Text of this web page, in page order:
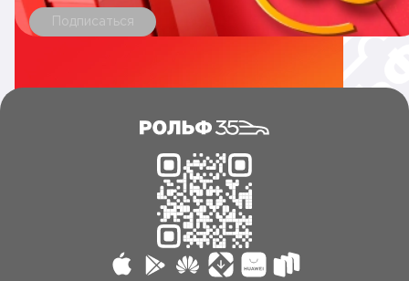
Подписаться